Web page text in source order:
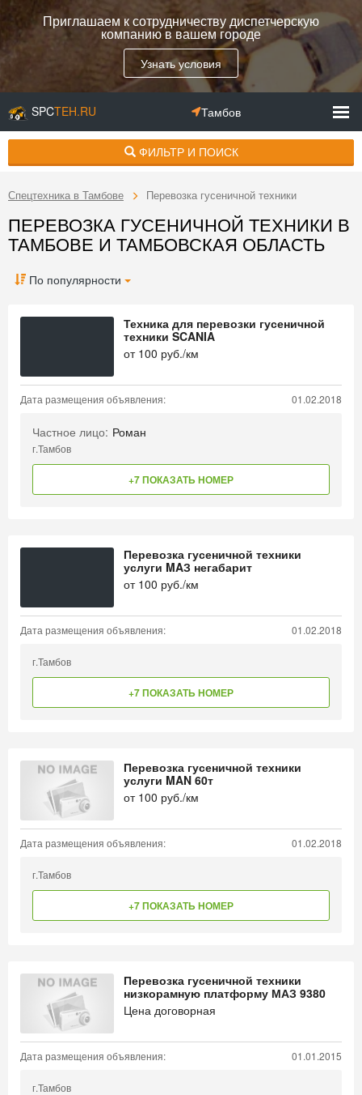
Приглашаем к сотрудничеству диспетчерскую
компанию в вашем городе
Узнать условия
SPCTEH.RU Тамбов
ФИЛЬТР И ПОИСК
Спецтехника в Тамбове Перевозка гусеничной техники
ПЕРЕВОЗКА ГУСЕНИЧНОЙ ТЕХНИКИ В
ТАМБОВЕ И ТАМБОВСКАЯ ОБЛАСТЬ
По популярности
Техника для перевозки гусеничной
техники SCANIA
от 100 руб./км
Дата размещения объявления: 01.02.2018
Частное лицо: Роман
г.Тамбов
+7 ПОКАЗАТЬ НОМЕР
Перевозка гусеничной техники
услуги MAЗ негабарит
от 100 руб./км
Дата размещения объявления: 01.02.2018
г.Тамбов
+7 ПОКАЗАТЬ НОМЕР
Перевозка гусеничной техники
услуги MAN 60т
от 100 руб./км
Дата размещения объявления: 01.02.2018
г.Тамбов
+7 ПОКАЗАТЬ НОМЕР
Перевозка гусеничной техники
низкорамную платформу МАЗ 9380
Цена договорная
Дата размещения объявления: 01.01.2015
г.Тамбов